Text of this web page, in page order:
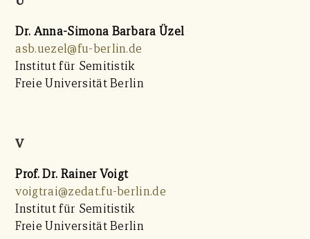
Dr. Anna-Simona Barbara Üzel
asb.uezel@fu-berlin.de
Institut für Semitistik
Freie Universität Berlin
V
Prof. Dr. Rainer Voigt
voigtrai@zedat.fu-berlin.de
Institut für Semitistik
Freie Universität Berlin